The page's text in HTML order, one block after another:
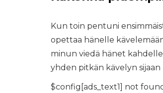
Kun toin pentuni
opettaa hänelle
minun viedä hänet
yhden pitkän kävelyn sijaan
$config[ads_text1] not